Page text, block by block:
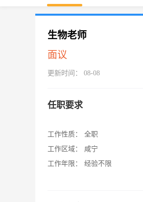
生物老师
面议
更新时间： 08-08
任职要求
工作性质：
全职
工作区域：
咸宁
工作年限：
经验不限